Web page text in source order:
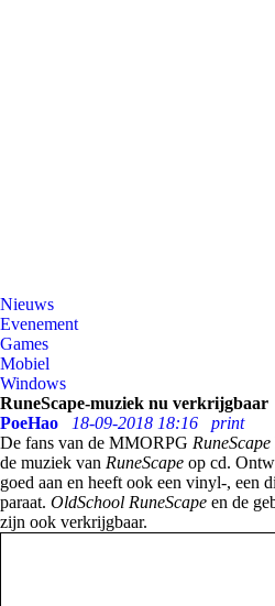
Nieuws
Evenement
Games
Mobiel
Windows
RuneScape-muziek nu verkrijgbaar
PoeHao
18-09-2018 18:16
print
De fans van de MMORPG RuneScape
de muziek van RuneScape op cd.
goed aan en heeft ook een vinyl-, een
paraat. OldSchool RuneScape en de
zijn ook verkrijgbaar.